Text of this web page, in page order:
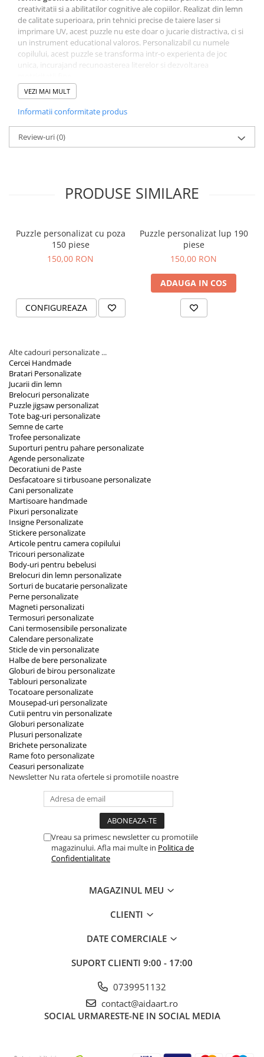
Orare Personalizate
Magneti Personalizati
Produse personalizate HORECA
Jucarii din lemn
Bayonete
Shadow daggers
creativitatii si a abilitatilor cognitive ale copiilor. Realizat din lemn
de calitate superioara, prin tehnici precise de taiere laser si
imprimare UV, acest puzzle nu este doar o jucarie distractiva, ci si
un instrument educational valoros. Personalizabil cu numele
copilului, acest puzzle se transforma intr-o experienta de joc
unica, incurajand recunoasterea literelor si dezvoltarea
Educational si Distractiv:
dezvoltarea abilitatilor cognitive si motrice.
Material de Calitate:Realizat din lemn, finisat cu taiere laser
Personalizare cu Nume:
facandu-l cadoul perfect pentru copii.
geometrice de la AidaArt si ofera un cadou memorabil si
semnificativ. Perfect pentrucadouri pentru copii, dar apreciat
VEZI MAI MULT
Informatii conformitate produs
Review-uri(0)
PRODUSE SIMILARE
Puzzle personalizat cu poza
150 piese
150,00 RON
CONFIGUREAZA
Puzzle personalizat lup 190
piese
150,00 RON
ADAUGA IN COS
Alte cadouri personalizate ...
Cercei Handmade
Bratari Personalizate
Jucarii din lemn
Brelocuri personalizate
Puzzle jigsaw personalizat
Tote bag-uri personalizate
Semne de carte
Trofee personalizate
Suporturi pentru pahare personalizate
Agende personalizate
Decoratiuni de Paste
Desfacatoare si tirbusoane personalizate
Cani personalizate
Martisoare handmade
Pixuri personalizate
Insigne Personalizate
Stickere personalizate
Articole pentru camera copilului
Tricouri personalizate
Body-uri pentru bebelusi
Brelocuri din lemn personalizate
Sorturi de bucatarie personalizate
Perne personalizate
Magneti personalizati
Termosuri personalizate
Cani termosensibile personalizate
Calendare personalizate
Sticle de vin personalizate
Halbe de bere personalizate
Globuri de birou personalizate
Tablouri personalizate
Tocatoare personalizate
Mousepad-uri personalizate
Cutii pentru vin personalizate
Globuri personalizate
Plusuri personalizate
Brichete personalizate
Rame foto personalizate
Ceasuri personalizate
Newsletter Nu rata ofertele si promotiile noastre
Vreau sa primesc newsletter cu promotiile
magazinului. Afla mai multe in Politica de
Confidentialitate
MAGAZINUL MEU
CLIENTI
DATE COMERCIALE
SUPORT CLIENTI 9:00 - 17:00
0739951132
contact@aidaart.ro
SOCIAL URMARESTE-NE IN SOCIAL MEDIA